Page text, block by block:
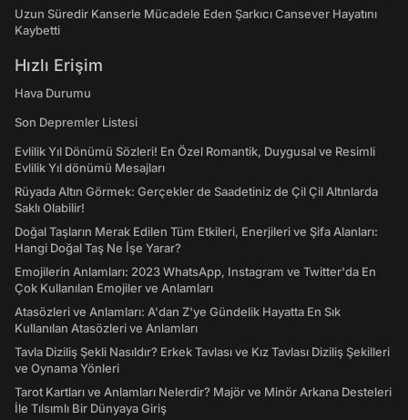
Uzun Süredir Kanserle Mücadele Eden Şarkıcı Cansever Hayatını
Kaybetti
Hızlı Erişim
Hava Durumu
Son Depremler Listesi
Evlilik Yıl Dönümü Sözleri! En Özel Romantik, Duygusal ve Resimli
Evlilik Yıl dönümü Mesajları
Rüyada Altın Görmek: Gerçekler de Saadetiniz de Çil Çil Altınlarda
Saklı Olabilir!
Doğal Taşların Merak Edilen Tüm Etkileri, Enerjileri ve Şifa Alanları:
Hangi Doğal Taş Ne İşe Yarar?
Emojilerin Anlamları: 2023 WhatsApp, Instagram ve Twitter'da En
Çok Kullanılan Emojiler ve Anlamları
Atasözleri ve Anlamları: A'dan Z'ye Gündelik Hayatta En Sık
Kullanılan Atasözleri ve Anlamları
Tavla Diziliş Şekli Nasıldır? Erkek Tavlası ve Kız Tavlası Diziliş Şekilleri
ve Oynama Yönleri
Tarot Kartları ve Anlamları Nelerdir? Majör ve Minör Arkana Desteleri
İle Tılsımlı Bir Dünyaya Giriş